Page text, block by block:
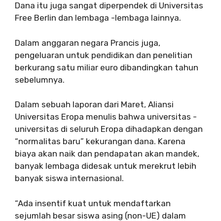
Dana itu juga sangat diperpendek di Universitas
Free Berlin dan lembaga -lembaga lainnya.
Dalam anggaran negara Prancis juga,
pengeluaran untuk pendidikan dan penelitian
berkurang satu miliar euro dibandingkan tahun
sebelumnya.
Dalam sebuah laporan dari Maret, Aliansi
Universitas Eropa menulis bahwa universitas -
universitas di seluruh Eropa dihadapkan dengan
“normalitas baru” kekurangan dana. Karena
biaya akan naik dan pendapatan akan mandek,
banyak lembaga didesak untuk merekrut lebih
banyak siswa internasional.
“Ada insentif kuat untuk mendaftarkan
sejumlah besar siswa asing (non-UE) dalam